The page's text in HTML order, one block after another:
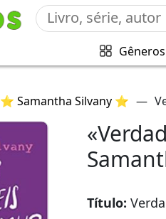
Gêneros
⭐ Samantha Silvany ⭐ —
Título: